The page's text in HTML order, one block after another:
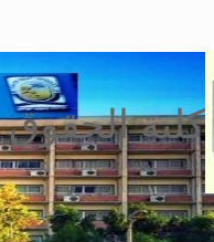
كلية الحقوق